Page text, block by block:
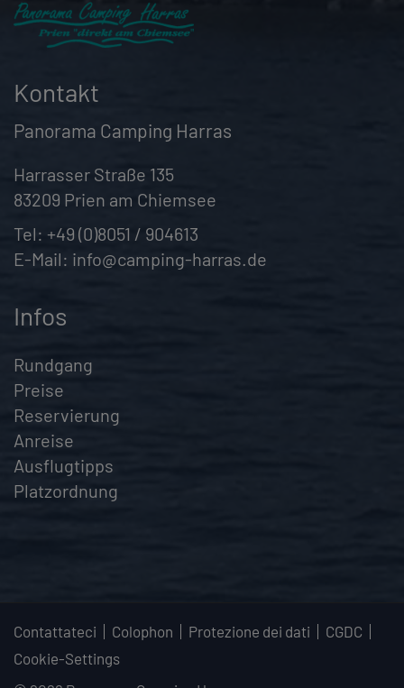
Kontakt
Panorama Camping Harras
Harrasser Straße 135
83209 Prien am Chiemsee
Tel: +49 (0)8051 / 904613
E-Mail: info@camping-harras.de
Infos
Rundgang
Preise
Reservierung
Anreise
Ausflugtipps
Platzordnung
Contattateci Colophon Protezione dei dati
CGDC
Cookie-Settings